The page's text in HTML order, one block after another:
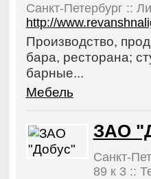
Санкт-Петербург ::
http://
Производство,
бара, ресторана;
барные...
Мебель
ЗАО
Санкт-
89 к 3 ::